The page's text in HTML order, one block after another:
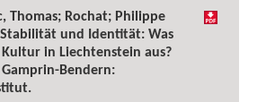
Thomas; Rochat; Philippe
Stabilität und Identität: Was
in Liechtenstein aus?
Gamprin-Bendern: